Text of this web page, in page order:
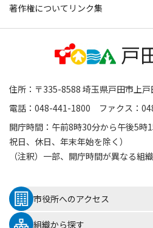
著作権について リンク集
住所：〒335-8588 埼玉県戸田市上
電話：048-441-1800 ファクス：
開庁時間：午前8時30分から午後5時
祝日、休日、年末年始を除く）
（注釈）一部、開庁時間が異なる組
市役所へのアクセス
組織から探す